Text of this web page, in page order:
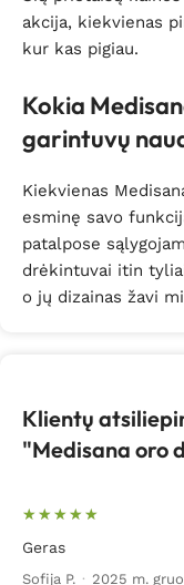
akcija, kiekvienas
kur kas pigiau.
Kokia
garintuvų
Kiekvienas
esminę savo
patalpose
drėkintuvai itin
o jų dizainas žavi
Klientų
"Medisana oro
Geras
Sofija P. · 2025 m.